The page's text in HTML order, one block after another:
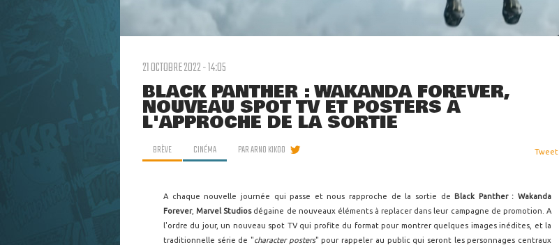
21 OCTOBRE 2022 - 14:05
BLACK PANTHER : WAKANDA FOREVER,
NOUVEAU SPOT TV ET POSTERS À
L'APPROCHE DE LA SORTIE
BRÈVE CINÉMA PARARNO KIKOO Tweet
A chaque nouvelle journée qui passe et nous rapproche de la sortie de Black Panther : Wakanda
Forever,Marvel Studios dégaine de nouveaux éléments à replacer dans leur campagne de promotion. A
l'ordre du jour, un nouveau spot TV qui profite du format pour montrer quelques images inédites, et la
traditionnelle série de "character posters" pour rappeler au public qui seront les personnages centraux